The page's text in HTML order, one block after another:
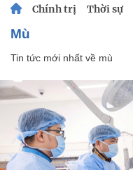
Chính trị Thời sự
mù
Tin tức mới nhất về mù